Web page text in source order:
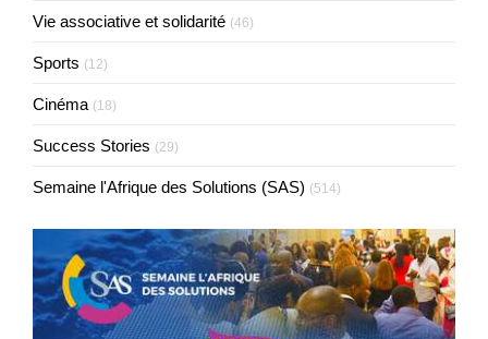
Vie associative et solidarité (46)
Sports (12)
Cinéma (18)
Success Stories (29)
Semaine l'Afrique des Solutions (SAS) (514)